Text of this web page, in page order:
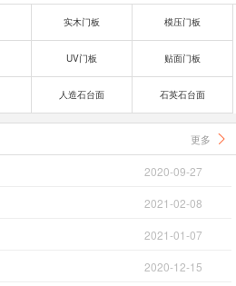
实木门板 模压门板
UV门板 贴面门板
人造石台面 石英石台面
更多 
2020-09-27
2021-02-08
2021-01-07
2020-12-15